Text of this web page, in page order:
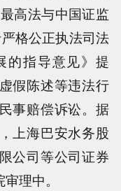
高法与中国证监
格公正执法司法
的指导意见》提
假陈述等违法行
事赔偿诉讼。据
上海巴安水务股
公司等公司证券
理中。